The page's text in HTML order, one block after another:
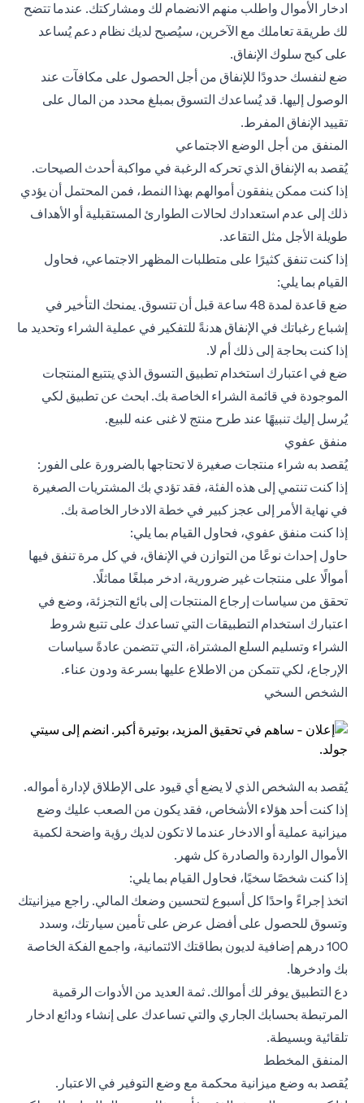
ادخار الأموال واطلب منهم الانضمام لك ومشاركتك. عندما تتضح
لك طريقة تعاملك مع الآخرين، سيُصبح لديك نظام دعم يُساعد
على كبح سلوك الإنفاق.
ضع لنفسك حدودًا للإنفاق من أجل الحصول على مكافآت عند
الوصول إليها. قد يُساعدك التسوق بمبلغ محدد من المال على
تقييد الإنفاق المفرط.
المنفق من أجل الوضع الاجتماعي
يُقصد به الإنفاق الذي تحركه الرغبة في مواكبة أحدث الصيحات.
إذا كنت ممكن ينفقون أموالهم بهذا النمط، فمن المحتمل أن يؤدي
ذلك إلى عدم استعدادك لحالات الطوارئ المستقبلية أو الأهداف
طويلة الأجل مثل التقاعد.
إذا كنت تنفق كثيرًا على متطلبات المظهر الاجتماعي، فحاول
القيام بما يلي:
ضع قاعدة لمدة 48 ساعة قبل أن تتسوق. يمنحك التأخير في
إشباع رغباتك في الإنفاق هدنةً للتفكير في عملية الشراء وتحديد ما
إذا كنت بحاجة إلى ذلك أم لا.
ضع في اعتبارك استخدام تطبيق التسوق الذي يتتبع المنتجات
الموجودة في قائمة الشراء الخاصة بك. ابحث عن تطبيق لكي
يُرسل إليك تنبيهًا عند طرح منتج لا غنى عنه للبيع.
منفق عفوي
يُقصد به شراء منتجات صغيرة لا تحتاجها بالضرورة على الفور:
إذا كنت تنتمي إلى هذه الفئة، فقد تؤدي بك المشتريات الصغيرة
في نهاية الأمر إلى عجز كبير في خطة الادخار الخاصة بك.
إذا كنت منفق عفوي، فحاول القيام بما يلي:
حاول إحداث نوعًا من التوازن في الإنفاق، في كل مرة تنفق فيها
أموالًا على منتجات غير ضرورية، ادخر مبلغًا مماثلًا.
تحقق من سياسات إرجاع المنتجات إلى بائع التجزئة، وضع في
اعتبارك استخدام التطبيقات التي تساعدك على تتبع شروط
الشراء وتسليم السلع المشتراة، التي تتضمن عادةً سياسات
الإرجاع، لكي تتمكن من الاطلاع عليها بسرعة ودون عناء.
الشخص السخي
يُقصد به الشخص الذي لا يضع أي قيود على الإطلاق لإدارة أمواله.
إذا كنت أحد هؤلاء الأشخاص، فقد يكون من الصعب عليك وضع
ميزانية عملية أو الادخار عندما لا تكون لديك رؤية واضحة لكمية
الأموال الواردة والصادرة كل شهر.
إذا كنت شخصًا سخيًا، فحاول القيام بما يلي:
اتخذ إجراءً واحدًا كل أسبوع لتحسين وضعك المالي. راجع ميزانيتك
وتسوق للحصول على أفضل عرض على تأمين سيارتك، وسدد
100 درهم إضافية لديون بطاقتك الائتمانية، واجمع الفكة الخاصة
بك وادخرها.
دع التطبيق يوفر لك أموالك. ثمة العديد من الأدوات الرقمية
المرتبطة بحسابك الجاري والتي تساعدك على إنشاء ودائع ادخار
تلقائية وبسيطة.
المنفق المخطط
يُقصد به وضع ميزانية محكمة مع وضع التوفير في الاعتبار.